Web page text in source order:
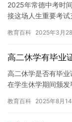
2025年常德中考时
接这场人生重要考
许…
教育百科 2025年3月
高二休学有毕业
高二休学是否有毕
在学生休学期间颁发
生在…
教育百科 2025年8月